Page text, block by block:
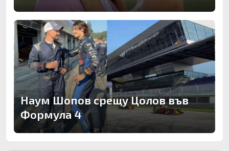
Наум Шопов срещу Цолов във
Формула 4